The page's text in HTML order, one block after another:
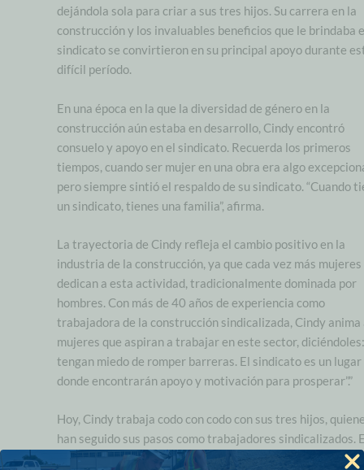
dejándola sola para criar a sus tres hijos. Su carrera en la
construcción y los invaluables beneficios que le brindaba
sindicato se convirtieron en su principal apoyo durante
difícil período.
En una época en la que la diversidad de género en la
construcción aún estaba en desarrollo, Cindy encontró
consuelo y apoyo en el sindicato. Recuerda los primeros
tiempos, cuando ser mujer en una obra era algo
pero siempre sintió el respaldo de su sindicato. “Cuando
un sindicato, tienes una familia”, afirma.
La trayectoria de Cindy refleja el cambio positivo en la
industria de la construcción, ya que cada vez más mujeres
dedican a esta actividad, tradicionalmente dominada por
hombres. Con más de 40 años de experiencia como
trabajadora de la construcción sindicalizada, Cindy anima
mujeres que aspiran a trabajar en este sector,
tengan miedo de romper barreras. El sindicato es un lugar
donde encontrarán apoyo y motivación para prosperar”.”
Hoy, Cindy trabaja codo con codo con sus tres hijos,
han seguido sus pasos como trabajadores sindicalizados.
compromiso multigeneracional con el sindicato ilustra el